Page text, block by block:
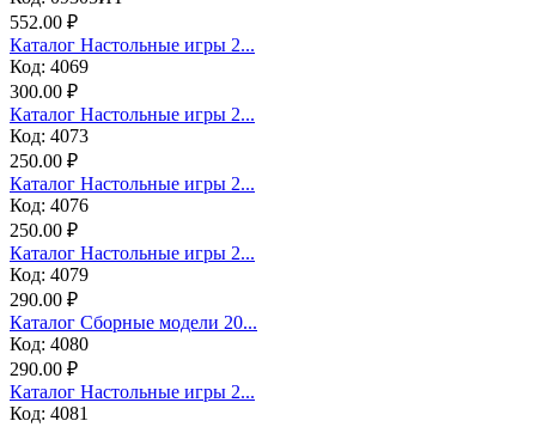
552.00 ₽
Каталог Настольные игры 2...
Код: 4069
300.00 ₽
Каталог Настольные игры 2...
Код: 4073
250.00 ₽
Каталог Настольные игры 2...
Код: 4076
250.00 ₽
Каталог Настольные игры 2...
Код: 4079
290.00 ₽
Каталог Сборные модели 20...
Код: 4080
290.00 ₽
Каталог Настольные игры 2...
Код: 4081